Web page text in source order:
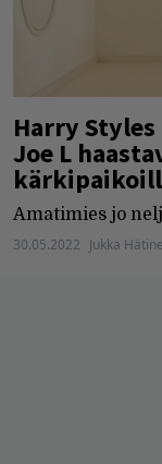
Harry
Joe L
Amatimies jo
30.05.2022 Jukka